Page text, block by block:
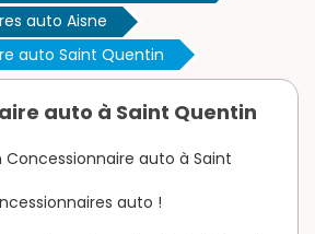
auto Aisne
auto Saint Quentin
auto à Saint Quentin
auto à Saint
auto !